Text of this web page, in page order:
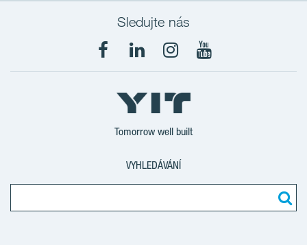
Sledujte nás
Tomorrow well built
VYHLEDÁVÁNÍ